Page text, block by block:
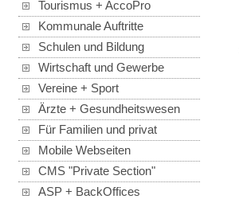
Tourismus + AccoPro
Kommunale Auftritte
Schulen und Bildung
Wirtschaft und Gewerbe
Vereine + Sport
Ärzte + Gesundheitswesen
Für Familien und privat
Mobile Webseiten
CMS "Private Section"
ASP + BackOffices